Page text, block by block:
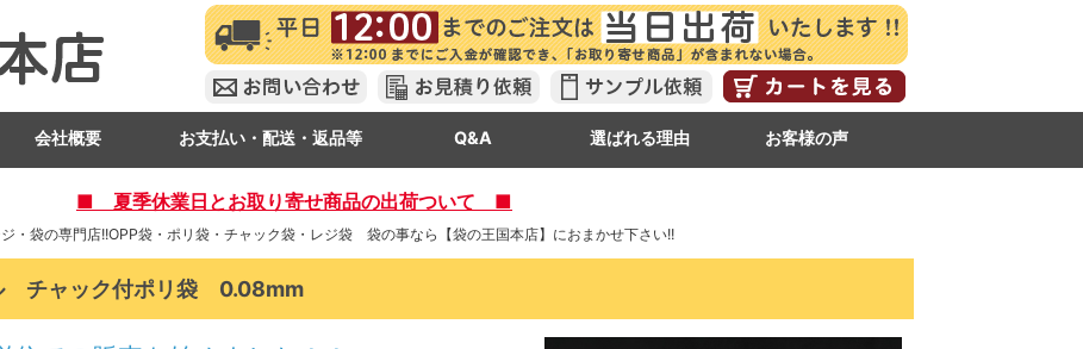
会社概要 お支払い・配送・返品等 Q&A 選ばれる理由 お客様の声
■ 夏季休業日とお取り寄せ商品の出荷ついて ■
・袋の専門店!!OPP袋・ポリ袋・チャック袋・レジ袋 袋の事なら【袋の王国本店】におまかせ下さい!!
チャック付ポリ袋 0.08mm